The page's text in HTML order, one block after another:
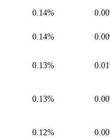
0.14%
0.14%
0.13%
0.13%
0.12%